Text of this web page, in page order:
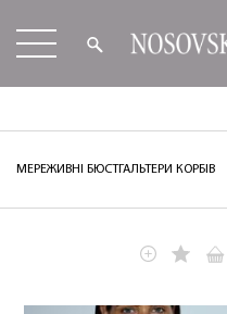
МЕРЕЖИВНІ БЮСТГАЛЬТЕРИ КОРБІВ